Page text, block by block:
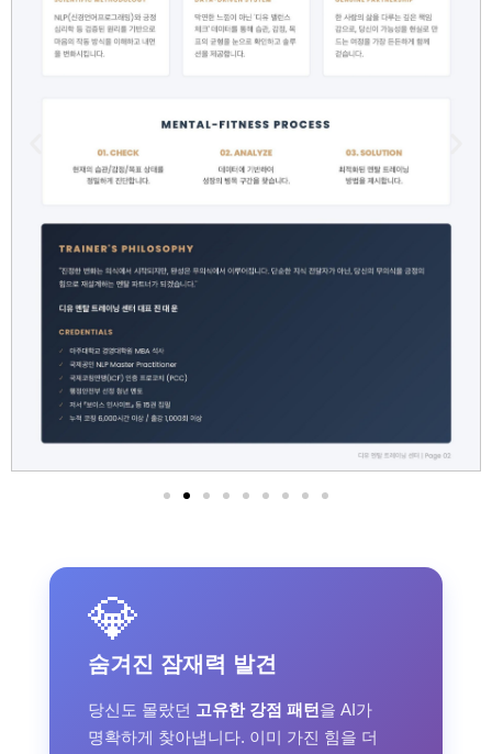
💎
숨겨진 잠재력 발견
당신도 몰랐던 고유한 강점 패턴 을 AI가
명확하게 찾아냅니다. 이미 가진 힘을 더